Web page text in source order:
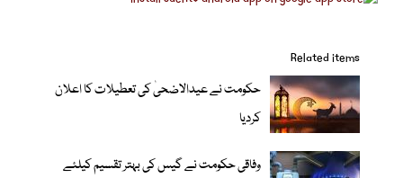
Related items
حکومت نے عیدالاضحیٰ کی تعطیلات کا اعلان
کردیا
وفاقی حکومت نے گیس کی بہتر تقسیم کیلئے